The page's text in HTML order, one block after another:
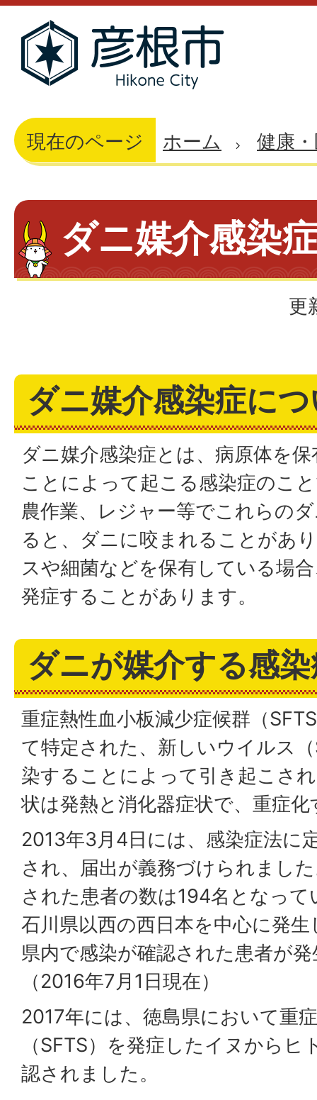
現在のページ ホーム 健康
ダニ媒介感染
更
ダニ媒介感染症に
ダニ媒介感染症とは、病原体を
ことによって起こる感染症のこ
農作業、レジャー等でこれらの
ると、ダニに咬まれることがあ
スや細菌などを保有している場
発症することがあります。
ダニが媒介する感
重症熱性血小板減少症候群（
て特定された、新しいウイルス
染することによって引き起こさ
状は発熱と消化器症状で、重症
2013年3月4日には、感染症法に
され、届出が義務づけられまし
された患者の数は194名となっ
石川県以西の西日本を中心に発
県内で感染が確認された患者が
（2016年7月1日現在）
2017年には、徳島県において重
（SFTS）を発症したイヌから
認されました。